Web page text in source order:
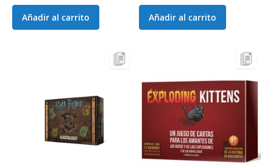
Añadir al carrito Añadir al carrito